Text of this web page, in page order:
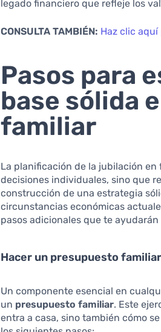
legado financiero que refleje los
CONSULTA TAMBIÉN: Haz clic
Pasos para
base sólida
familiar
La planificación de la jubilación
decisiones individuales, sino que
construcción de una estrategia
circunstancias económicas
pasos adicionales que te
Hacer un presupuesto familiar
Un componente esencial en
un presupuesto familiar. Este
entra a casa, sino también cómo